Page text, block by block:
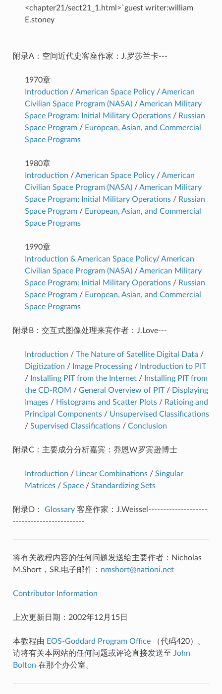
<chapter21/sect21_1.html>`guest writer:william
E.stoney
附录A：空间近代史客座作家：J.罗莎兰卡---
1970章
Introduction /American Space Policy/American
Civilian Space Program (NASA)/American Military
Space Program: Initial Military Operations/ Russian
Space Program/ European, Asian, and Commercial
Space Programs
1980章
Introduction /American Space Policy/American
Civilian Space Program (NASA)/American Military
Space Program: Initial Military Operations/ Russian
Space Program/ European, Asian, and Commercial
Space Programs
1990章
Introduction & American Space Policy/American
Civilian Space Program (NASA)/American Military
Space Program: Initial Military Operations/ Russian
Space Program/ European, Asian, and Commercial
Space Programs
附录B：交互式图像处理来宾作者：J.Love---
Introduction / The Nature of Satellite Digital Data /
Digitization / Image Processing/ Introduction to PIT
/ Installing PIT from the Internet/ Installing PIT from
the CD-ROM / General Overview of PIT/ Displaying
Images/ Histograms and Scatter Plots/ Ratioing and
Principal Components/ Unsupervised Classifications
/ Supervised Classifications/ Conclusion
附录C：主要成分分析嘉宾：乔恩W罗宾逊博士
Introduction / Linear Combinations/ Singular
Matrices/ Space/ Standardizing Sets
附录D： Glossary客座作家：J.Weissel--------------------
------------------------
将有关教程内容的任何问题发送给主要作者：Nicholas
M.Short，SR.电子邮件： nmshort@nationi.net
Contributor Information
上次更新日期：2002年12月15日
本教程由 EOS-Goddard Program Office（代码420）。
请将有关本网站的任何问题或评论直接发送至 John
Bolton 在那个办公室。